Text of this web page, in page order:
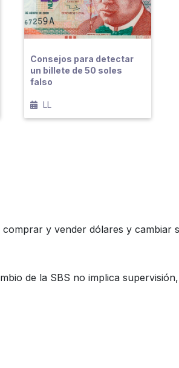
Consejos para detectar
un billete de 50 soles
falso
LL
y vender dólares y cambiar
de la SBS no implica